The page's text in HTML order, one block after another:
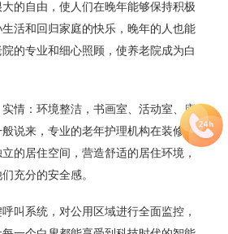
自由，使人们在晚年能够保持积极
活和回归家庭的快乐，晚年的人也能
的专业和细心照顾，使养老院成为白
：环境整洁，书画室、活动室、康
说来，专业的老年护理机构在装修规
的居住空间，营造舒适的居住环境，
充分的安全感。
系统，对公用区域进行全面监控，